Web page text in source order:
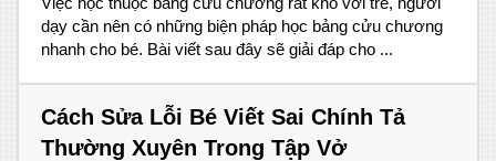
dạy cần nên có những biện pháp học bảng cửu chương
nhanh cho bé. Bài viết sau đây sẽ giải đáp cho ...
Cách Sửa Lỗi Bé Viết Sai Chính Tả
Thường Xuyên Trong Tập Vở